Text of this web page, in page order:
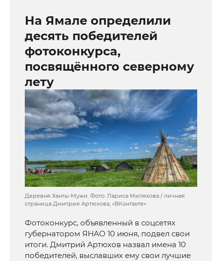
На Ямале определили
десять победителей
фотоконкурса,
посвящённого северному
лету
Деревня Ханты-Мужи. Фото: Лариса Миляхова / личная
страница Дмитрия Артюхова, «ВКонтакте»
Фотоконкурс, объявленный в соцсетях
губернатором ЯНАО 10 июня, подвел свои
итоги. Дмитрий Артюхов назвал имена 10
победителей, выславших ему свои лучшие